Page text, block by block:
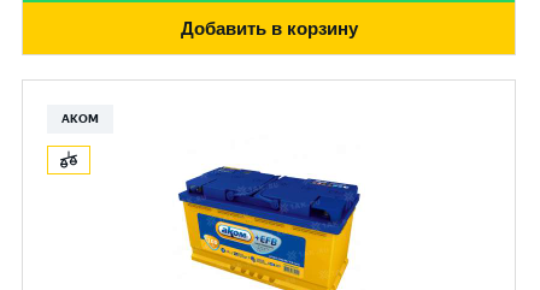
Добавить в корзину
АКОМ